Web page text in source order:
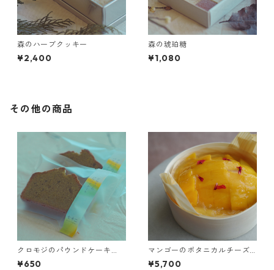
森のハーブクッキー
¥2,400
森の琥珀糖
¥1,080
その他の商品
クロモジのパウンドケーキ
（カット）
¥650
マンゴーのボタニカルチーズ
ケーキ
¥5,700